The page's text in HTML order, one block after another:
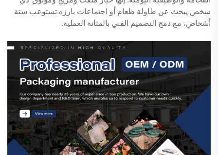
شخص يبحث عن طاولة طعام أو اجتماعات بارزة تستوعب ستة
أشخاص، مع دمج التصميم الفني بالمتانة العملية.